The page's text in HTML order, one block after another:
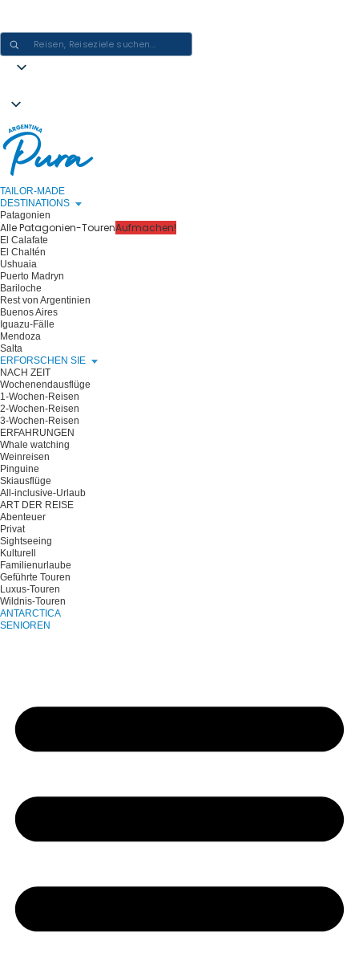
TAILOR-MADE
DESTINATIONS
Patagonien
Alle Patagonien-TourenAufmachen!
El Calafate
El Chaltén
Ushuaia
Puerto Madryn
Bariloche
Rest von Argentinien
Buenos Aires
Iguazu-Fälle
Mendoza
Salta
ERFORSCHEN SIE
NACH ZEIT
Wochenendausflüge
1-Wochen-Reisen
2-Wochen-Reisen
3-Wochen-Reisen
ERFAHRUNGEN
Whale watching
Weinreisen
Pinguine
Skiausflüge
All-inclusive-Urlaub
ART DER REISE
Abenteuer
Privat
Sightseeing
Kulturell
Familienurlaube
Geführte Touren
Luxus-Touren
Wildnis-Touren
ANTARCTICA
SENIOREN